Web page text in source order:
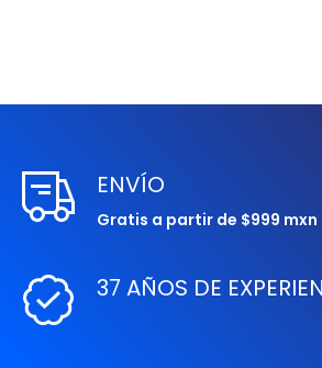
ENVÍO
Gratis a partir de $999 mxn
37 AÑOS DE